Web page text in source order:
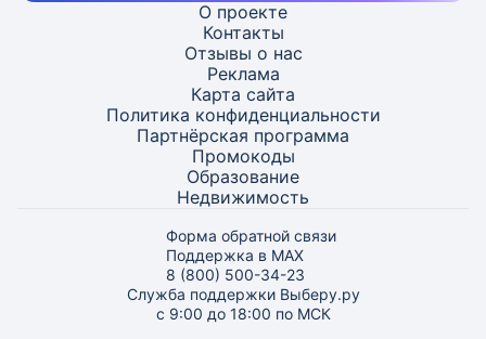
О проекте
Контакты
Отзывы о нас
Реклама
Карта сайта
Политика конфиденциальности
Партнёрская программа
Промокоды
Образование
Недвижимость
Форма обратной связи
Поддержка в MAX
8 (800) 500-34-23
Служба поддержки Выберу.ру
с 9:00 до 18:00 по МСК